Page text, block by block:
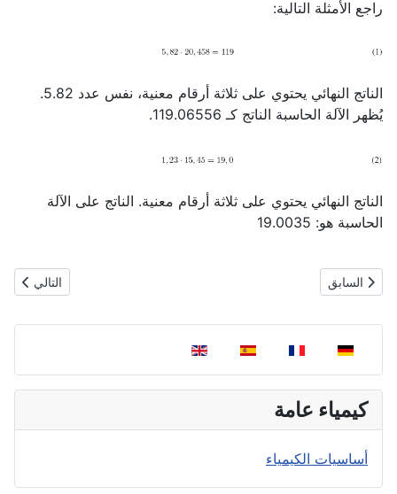
اختر لغتك
كيمياء عامة
أساسيات الكيمياء
راجع الأمثلة التالية:
الناتج النهائي يحتوي على ثلاثة أرقام معنية، نفس عدد 5.82.
يُظهر الآلة الحاسبة الناتج كـ 119.06556.
الناتج النهائي يحتوي على ثلاثة أرقام معنية. الناتج على الآلة
الحاسبة هو: 19.0035
المقال السابق: الأرقام المعنوية
السابق المقال
التالي